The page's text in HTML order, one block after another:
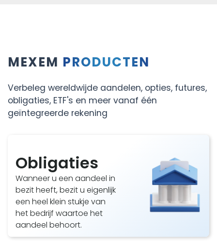
MEXEM PRODUCTEN
Verbeleg wereldwijde aandelen, opties, futures,
obligaties, ETF's en meer vanaf één
geïntegreerde rekening
Obligaties
Wanneer u een aandeel in
bezit heeft, bezit u eigenlijk
een heel klein stukje van
het bedrijf waartoe het
aandeel behoort.